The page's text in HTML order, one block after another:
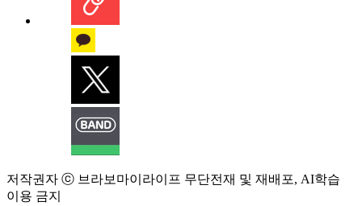
저작권자 ⓒ 브라보마이라이프 무단전재 및 재배포, AI학습
이용 금지